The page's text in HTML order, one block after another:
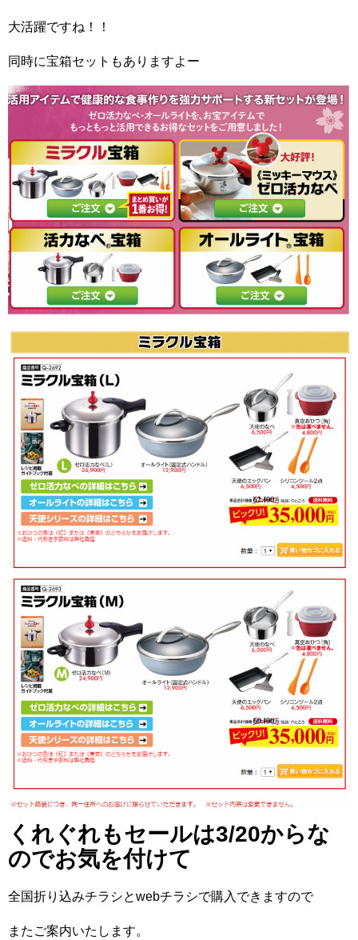
大活躍ですね！！
同時に宝箱セットもありますよー
くれぐれもセールは3/20からな
のでお気を付けて
全国折り込みチラシとwebチラシで購入できますので
またご案内いたします。